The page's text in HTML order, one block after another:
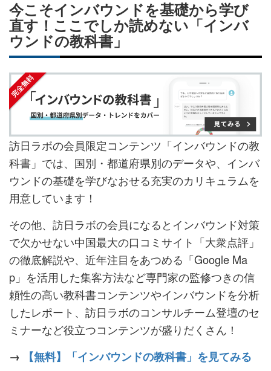
今こそインバウンドを基礎から学び
直す！ここでしか読めない「インバ
ウンドの教科書」
訪日ラボの会員限定コンテンツ「インバウンドの教
科書」では、国別・都道府県別のデータや、インバ
ウンドの基礎を学びなおせる充実のカリキュラムを
用意しています！
その他、訪日ラボの会員になるとインバウンド対策
で欠かせない中国最大の口コミサイト「大衆点評」
の徹底解説や、近年注目をあつめる「Google Ma
p」を活用した集客方法など専門家の監修つきの信
頼性の高い教科書コンテンツやインバウンドを分析
したレポート、訪日ラボのコンサルチーム登壇のセ
ミナーなど役立つコンテンツが盛りだくさん！
→
【無料】「インバウンドの教科書」を見てみる